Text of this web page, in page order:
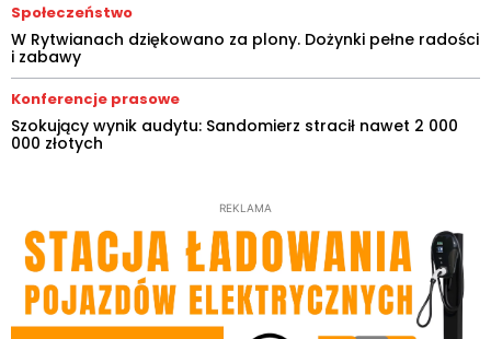
Społeczeństwo
W Rytwianach dziękowano za plony. Dożynki pełne radości
i zabawy
Konferencje prasowe
Szokujący wynik audytu: Sandomierz stracił nawet 2 000
000 złotych
REKLAMA